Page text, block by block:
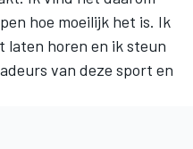
hoe moeilijk het is. Ik
laten horen en ik steun
van deze sport en